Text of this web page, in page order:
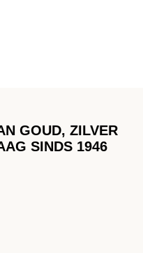
GOUD, ZILVER
SINDS 1946